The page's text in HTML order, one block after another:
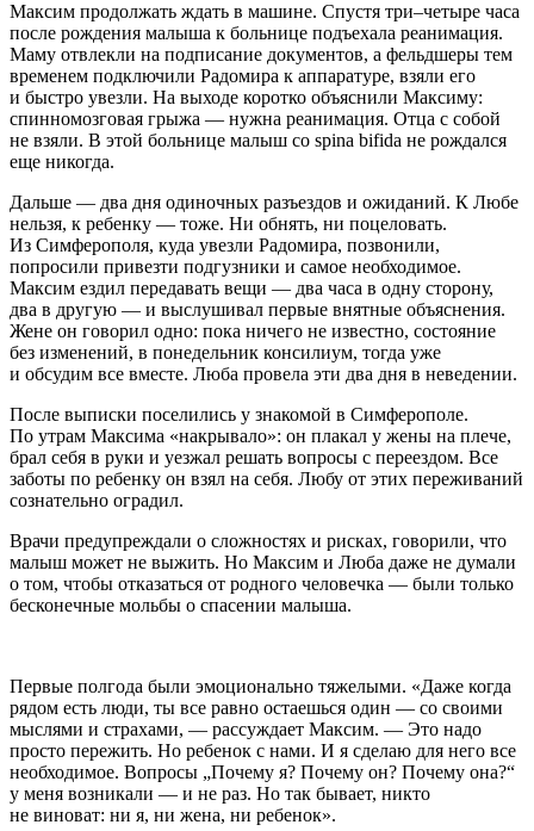
Максим продолжать ждать в машине. Спустя три–четыре часа
после рождения малыша к больнице подъехала реанимация.
Маму отвлекли на подписание документов, а фельдшеры тем
временем подключили Радомира к аппаратуре, взяли его
и быстро увезли. На выходе коротко объяснили Максиму:
спинномозговая грыжа — нужна реанимация. Отца с собой
не взяли. В этой больнице малыш со spina bifida не рождался
еще никогда.
Дальше — два дня одиночных разъездов и ожиданий. К Любе
нельзя, к ребенку — тоже. Ни обнять, ни поцеловать.
Из Симферополя, куда увезли Радомира, позвонили,
попросили привезти подгузники и самое необходимое.
Максим ездил передавать вещи — два часа в одну сторону,
два в другую — и выслушивал первые внятные объяснения.
Жене он говорил одно: пока ничего не известно, состояние
без изменений, в понедельник консилиум, тогда уже
и обсудим все вместе. Люба провела эти два дня в неведении.
После выписки поселились у знакомой в Симферополе.
По утрам Максима «накрывало»: он плакал у жены на плече,
брал себя в руки и уезжал решать вопросы с переездом. Все
заботы по ребенку он взял на себя. Любу от этих переживаний
сознательно оградил.
Врачи предупреждали о сложностях и рисках, говорили, что
малыш может не выжить. Но Максим и Люба даже не думали
о том, чтобы отказаться от родного человечка — были только
бесконечные мольбы о спасении малыша.
Первые полгода были эмоционально тяжелыми. «Даже когда
рядом есть люди, ты все равно остаешься один — со своими
мыслями и страхами, — рассуждает Максим. — Это надо
просто пережить. Но ребенок с нами. И я сделаю для него все
необходимое. Вопросы „Почему я? Почему он? Почему она?“
у меня возникали — и не раз. Но так бывает, никто
не виноват: ни я, ни жена, ни ребенок».